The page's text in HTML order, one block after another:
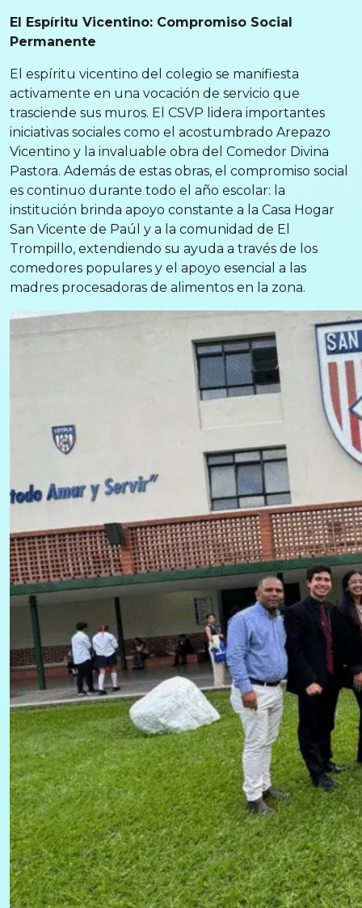
El Espíritu Vicentino: Compromiso Social
Permanente
El espíritu vicentino del colegio se manifiesta
activamente en una vocación de servicio que
trasciende sus muros. El CSVP lidera importantes
iniciativas sociales como el acostumbrado Arepazo
Vicentino y la invaluable obra del Comedor Divina
Pastora. Además de estas obras, el compromiso social
es continuo durante todo el año escolar: la
institución brinda apoyo constante a la Casa Hogar
San Vicente de Paúl y a la comunidad de El
Trompillo, extendiendo su ayuda a través de los
comedores populares y el apoyo esencial a las
madres procesadoras de alimentos en la zona.